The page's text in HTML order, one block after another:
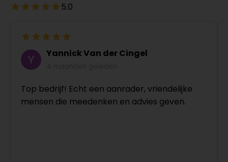
5.0
Yannick Van der Cingel
Top bedrijf! Echt een aanrader, vriendelijke
mensen die meedenken en advies geven.